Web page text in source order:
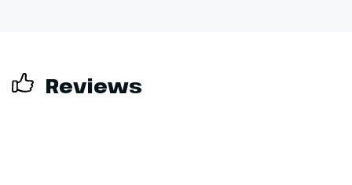
Reviews